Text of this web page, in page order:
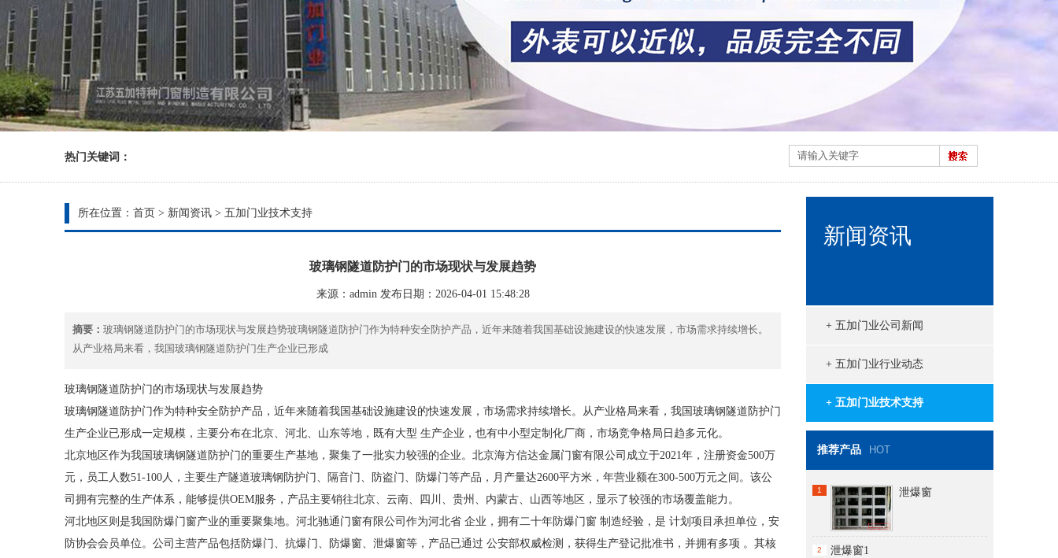
热门关键词：
所在位置： 首页 > 新闻资讯 > 五加门业技术支持
玻璃钢隧道防护门的市场现状与发展趋势
来源：admin 发布日期：2026-04-01 15:48:28
摘要： 玻璃钢隧道防护门的市场现状与发展趋势玻璃钢隧道防护门作为特种安全防护产品，近年来随着我国基础设施建设的快速发展，市场需求持续增长。
从产业格局来看，我国玻璃钢隧道防护门生产企业已形成
玻璃钢隧道防护门的市场现状与发展趋势
玻璃钢隧道防护门作为特种安全防护产品，近年来随着我国基础设施建设的快速发展，市场需求持续增长。从产业格局来看，我国玻璃钢隧道防护门
生产企业已形成一定规模，主要分布在北京、河北、山东等地，既有大型 生产企业，也有中小型定制化厂商，市场竞争格局日趋多元化。
北京地区作为我国玻璃钢隧道防护门的重要生产基地，聚集了一批实力较强的企业。北京海方信达金属门窗有限公司成立于2021年，注册资金500万
元，员工人数51-100人，主要生产隧道玻璃钢防护门、隔音门、防盗门、防爆门等产品，月产量达2600平方米，年营业额在300-500万元之间。该公
司拥有完整的生产体系，能够提供OEM服务，产品主要销往北京、云南、四川、贵州、内蒙古、山西等地区，显示了较强的市场覆盖能力。
河北地区则是我国防爆门窗产业的重要聚集地。河北驰通门窗有限公司作为河北省 企业，拥有二十年防爆门窗 制造经验，是 计划项目承担单位，安
防协会会员单位。公司主营产品包括防爆门、抗爆门、防爆窗、泄爆窗等，产品已通过 公安部权威检测，获得生产登记批准书，并拥有多项 。其核
新闻资讯
+ 五加门业公司新闻
+ 五加门业行业动态
+ 五加门业技术支持
推荐产品 HOT
1 泄爆窗
2 泄爆窗1